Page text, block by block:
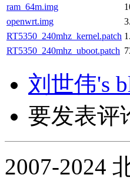
ram_64m.img
openwrt.img
RT5350_240mhz_kernel.patch
RT5350_240mhz_uboot.patch
刘世伟's
要发表评
2007-2024